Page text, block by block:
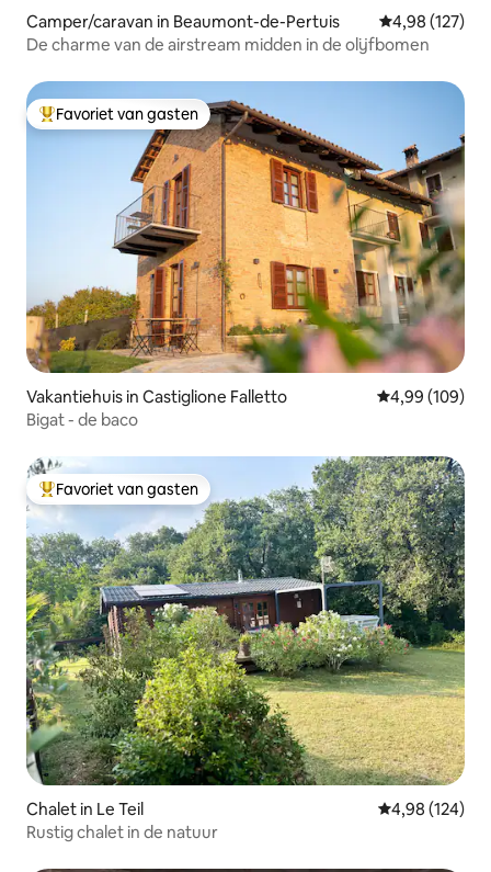
Camper/caravan in Beaumont-de-Pertuis Gemiddelde
4,98 (127)
De charme van de airstream midden in de olijfbomen
Topfavoriet van gasten
Favoriet van gasten
Vakantiehuis in Castiglione Falletto Gemiddelde
4,99 (109)
Bigat - de baco
Topfavoriet van gasten
Favoriet van gasten
Chalet in Le Teil Gemiddelde
4,98 (124)
Rustig chalet in de natuur